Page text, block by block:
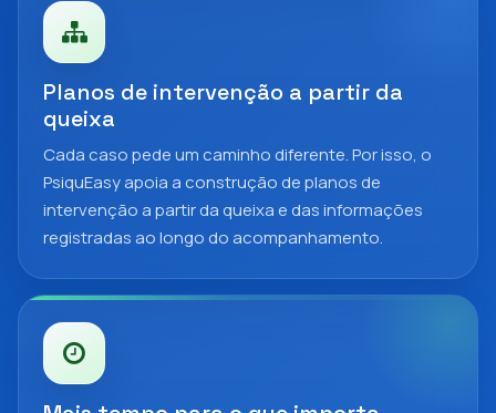
Planos de intervenção a partir da
queixa
Cada caso pede um caminho diferente. Por isso, o
PsiquEasy apoia a construção de planos de
intervenção a partir da queixa e das informações
registradas ao longo do acompanhamento.